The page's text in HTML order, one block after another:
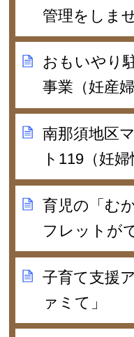
管理をしま
おもいやり
事業（妊産婦
南那須地区
ト119（妊
育児の「む
フレットが
子育て支援
ァミて」